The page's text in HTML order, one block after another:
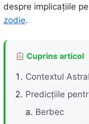
despre implicațiile
zodie.
Cuprins articol
Contextul
Predicțiile
Berbec